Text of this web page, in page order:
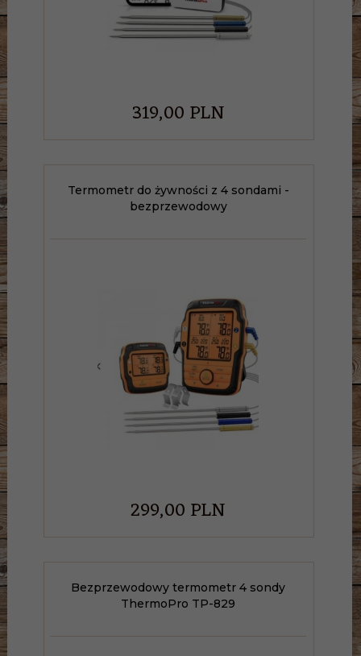
319,00PLN
Termometr do żywności z 4 sondami -
bezprzewodowy
299,00PLN
Bezprzewodowy termometr 4 sondy
ThermoPro TP-829